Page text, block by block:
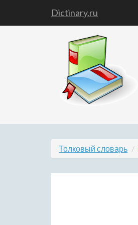
Dictinary.ru
Толковый словарь